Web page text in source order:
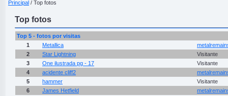
Principal / Top fotos
Top fotos
Top 5 - fotos por visitas
1
Metallica
2
Star Lightning
Visitante
3
One ilustrada pg - 17
Visitante
4
acidente cliff2
5
hammer
Visitante
6
James Hetfield